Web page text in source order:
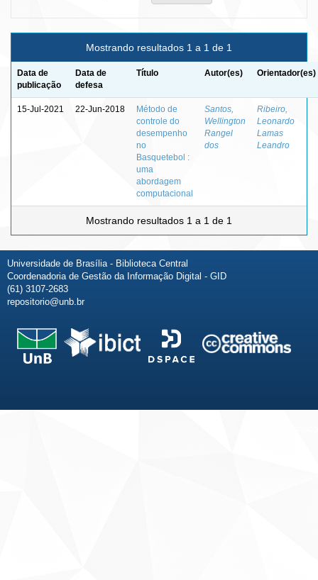
Mostrando resultados 1 a 1 de 1
Data de
publicação
Data de
defesa
Título Autor(es) Orientador(es)
15-Jul-2021 22-Jun-2018
Método de
controle do
desempenho
no
Basquetebol :
uma
abordagem
computacional
Santos,
Wellington
Rangel
dos
Ribeiro,
Leonardo
Lamas
Leandro
Mostrando resultados 1 a 1 de 1
Universidade de Brasília - Biblioteca Central
Coordenadoria de Gestão da Informação Digital - GID
(61) 3107-2683
repositorio@unb.br